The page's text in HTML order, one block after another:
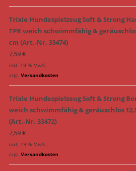
Trixie Hundespielzeug Soft & Strong
TPR weich schwimmfähig &
cm (Art.-Nr. 33474)
7,59€
inkl. 19 % MwSt.
zzgl. Versandkosten
Trixie Hundespielzeug Soft & Strong
weich schwimmfähig & geräuschlos
(Art.-Nr. 33472)
7,59€
inkl. 19 % MwSt.
zzgl. Versandkosten